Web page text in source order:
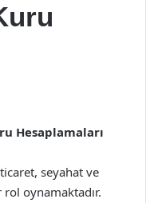
Hesaplamaları
seyahat ve
oynamaktadır.